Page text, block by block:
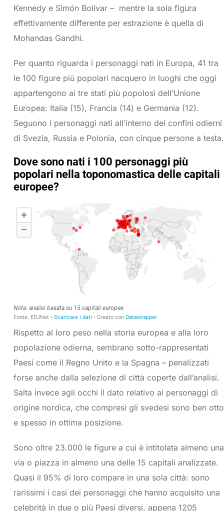
Kennedy e Simón Bolívar – mentre la sola figura
effettivamente differente per estrazione è quella di
Mohandas Gandhi.
Per quanto riguarda i personaggi nati in Europa, 41 tra
le 100 figure più popolari nacquero in luoghi che oggi
appartengono ai tre stati più popolosi dell’Unione
Europea: Italia (15), Francia (14) e Germania (12).
Seguono i personaggi nati all’interno dei confini odierni
di Svezia, Russia e Polonia, con cinque persone a testa.
Rispetto al loro peso nella storia europea e alla loro
popolazione odierna, sembrano sotto-rappresentati
Paesi come il Regno Unito e la Spagna – penalizzati
forse anche dalla selezione di città coperte dall’analisi.
Salta invece agli occhi il dato relativo ai personaggi di
origine nordica, che compresi gli svedesi sono ben otto
e spesso in ottima posizione.
Sono oltre 23.000 le figure a cui è intitolata almeno una
via o piazza in almeno una delle 15 capitali analizzate.
Quasi il 95% di loro compare in una sola città: sono
rarissimi i casi dei personaggi che hanno acquisito una
celebrità in due o più Paesi diversi, appena 1205